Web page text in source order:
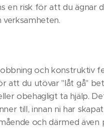
en risk för att du ägnar
och konstruktiv
att du utövar "låt gå"
obehagligt ta hjälp.
till, innan ni har
och därmed även